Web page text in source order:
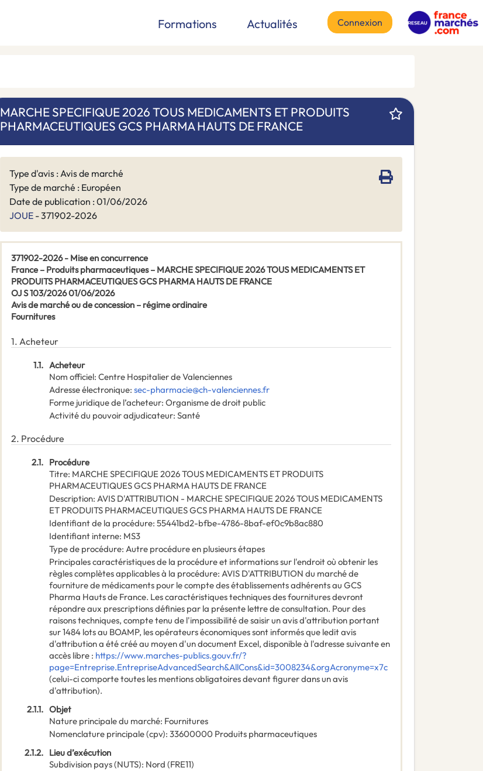
Formations Actualités Connexion
MARCHE SPECIFIQUE 2026 TOUS MEDICAMENTS ET PRODUITS
PHARMACEUTIQUES GCS PHARMA HAUTS DE FRANCE
Type d'avis : Avis de marché
Type de marché : Européen
Date de publication : 01/06/2026
JOUE - 371902-2026
371902-2026 - Mise en concurrence
France – Produits pharmaceutiques – MARCHE SPECIFIQUE 2026 TOUS MEDICAMENTS ET
PRODUITS PHARMACEUTIQUES GCS PHARMA HAUTS DE FRANCE
OJ S 103/2026 01/06/2026
Avis de marché ou de concession – régime ordinaire
Fournitures
1. Acheteur
1.1. Acheteur
Nom officiel: Centre Hospitalier de Valenciennes
Adresse électronique: sec-pharmacie@ch-valenciennes.fr
Forme juridique de l’acheteur: Organisme de droit public
Activité du pouvoir adjudicateur: Santé
2. Procédure
2.1. Procédure
Titre: MARCHE SPECIFIQUE 2026 TOUS MEDICAMENTS ET PRODUITS
PHARMACEUTIQUES GCS PHARMA HAUTS DE FRANCE
Description: AVIS D'ATTRIBUTION - MARCHE SPECIFIQUE 2026 TOUS MEDICAMENTS
ET PRODUITS PHARMACEUTIQUES GCS PHARMA HAUTS DE FRANCE
Identifiant de la procédure: 55441bd2-bfbe-4786-8baf-ef0c9b8ac880
Identifiant interne: MS3
Type de procédure: Autre procédure en plusieurs étapes
Principales caractéristiques de la procédure et informations sur l'endroit où obtenir les
règles complètes applicables à la procédure: AVIS D'ATTRIBUTION du marché de
fourniture de médicaments pour le compte des établissements adhérents au GCS
Pharma Hauts de France. Les caractéristiques techniques des fournitures devront
répondre aux prescriptions définies par la présente lettre de consultation. Pour des
raisons techniques, compte tenu de l'impossibilité de saisir un avis d'attribution portant
sur 1484 lots au BOAMP, les opérateurs économiques sont informés que ledit avis
d'attribution a été créé au moyen d'un document Excel, disponible à l'adresse suivante en
accès libre : https://www.marches-publics.gouv.fr/?
page=Entreprise.EntrepriseAdvancedSearch&AllCons&id=3008234&orgAcronyme=x7c
(celui-ci comporte toutes les mentions obligatoires devant figurer dans un avis
d'attribution).
2.1.1. Objet
Nature principale du marché: Fournitures
Nomenclature principale(cpv): 33600000 Produits pharmaceutiques
2.1.2. Lieu d’exécution
Subdivision pays (NUTS): Nord (FRE11)